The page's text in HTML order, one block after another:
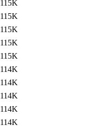
115K
115K
115K
115K
115K
114K
114K
114K
114K
114K